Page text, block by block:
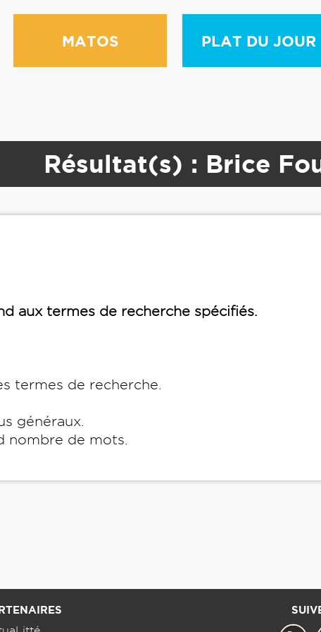
MATOS PLAT DU JOUR
Résultat(s) : Brice
aux termes de recherche spécifiés.
termes de recherche.
généraux.
nombre de mots.